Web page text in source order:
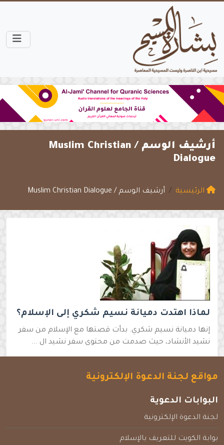
أرشيف الوسم / Muslim Christian
Dialogue
الرئيسية أرشيف الوسم / Muslim Christian Dialogue
لماذا اهتدت دميانة نسيم شكري إلى الإسلام؟
إنها دميانة نسيم شكري. بدأت قصتها مع الإسلام من سفر
نشيد الأنشاد، حيث صدمت من محتوى سفر نشيد ال ...
مواقع لجنة الدعوة الإلكترونية
البوابات الدعوية
لجنة الدعوة الإلكترونية
بوابة الكويت للتعريف بالإسلام